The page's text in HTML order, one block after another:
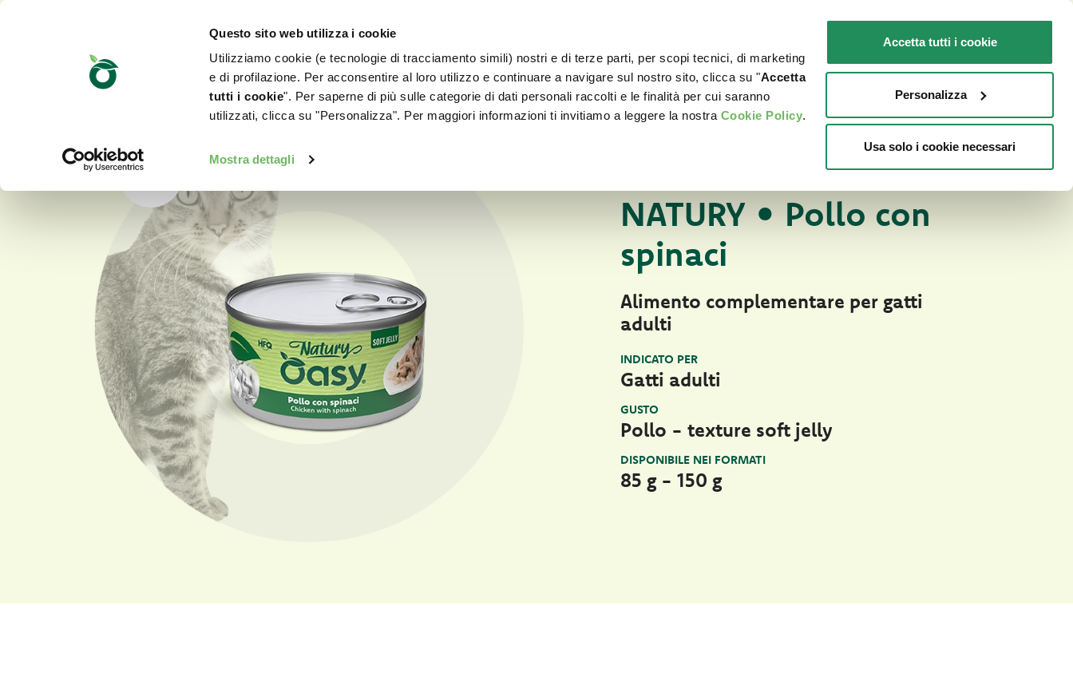
Questo sito web utilizza i cookie
Utilizziamo cookie (e tecnologie di tracciamento simili) nostri e di terze parti, per scopi tecnici, di marketing
e di profilazione. Per acconsentire al loro utilizzo e continuare a navigare sul nostro sito, clicca su "Accetta
tutti i cookie". Per saperne di più sulle categorie di dati personali raccolti e le finalità per cui saranno
utilizzati, clicca su "Personalizza". Per maggiori informazioni ti invitiamo a leggere la nostra Cookie Policy.
Mostra dettagli
Accetta tutti i cookie
Personalizza
Usa solo i cookie necessari
IL NOSTRO MONDO PER IL TUO CANE PER IL TUO GATTO DOVE ACQUISTARE PET NEWS
NATURY • Pollo con
spinaci
Alimento complementare per gatti
adulti
INDICATO PER
Gatti adulti
GUSTO
Pollo - texture soft jelly
DISPONIBILE NEI FORMATI
85 g - 150 g